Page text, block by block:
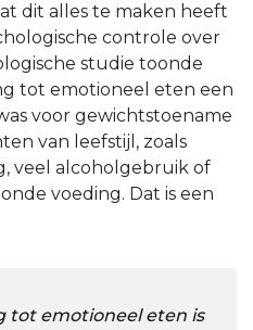
dit alles te maken heeft
controle over
studie toonde
tot emotioneel eten een
voor gewichtstoename
van leefstijl, zoals
veel alcoholgebruik of
voeding. Dat is een
tot emotioneel eten is